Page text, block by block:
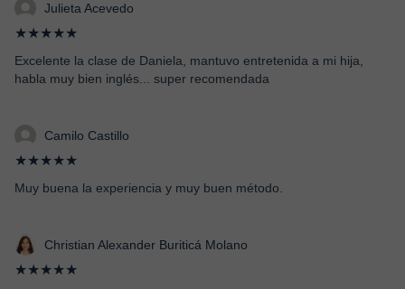
Julieta Acevedo
★★★★★
Excelente la clase de Daniela, mantuvo entretenida a mi hija,
habla muy bien inglés... super recomendada
Camilo Castillo
★★★★★
Muy buena la experiencia y muy buen método.
Christian Alexander Buriticá Molano
★★★★★